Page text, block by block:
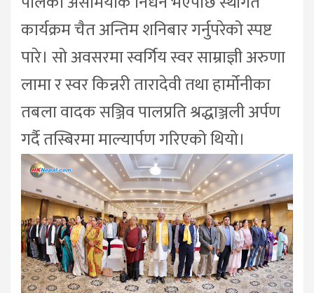
कार्यक्रम चैत अन्तिम शनिबार गर्नुपरेको स्पष्ट
पारे। सो अवसरमा स्वर्गिय स्वर साम्राज्ञी अरुणा
लामा र स्वर किन्नरी तारादेवी तथा हार्मोनीका
तबला वादक सञ्जिव पालप्रति श्रद्धाञ्जली अर्पण
गर्दै तस्बिरमा माल्यार्पण गरिएको थियो।